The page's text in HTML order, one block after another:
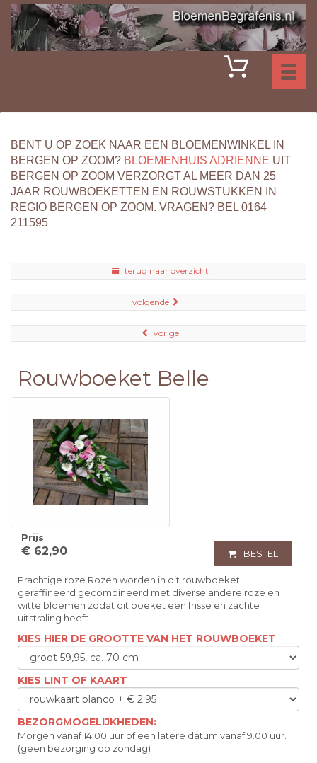
BENT U OP ZOEK NAAR EEN BLOEMENWINKEL IN
BERGEN OP ZOOM? BLOEMENHUIS ADRIENNE UIT
BERGEN OP ZOOM VERZORGT AL MEER DAN 25
JAAR ROUWBOEKETTEN EN ROUWSTUKKEN IN
REGIO BERGEN OP ZOOM. VRAGEN? BEL 0164
211595
terug naar overzicht
volgende
vorige
Rouwboeket Belle
Prijs
€ 62,90 BESTEL
Prachtige roze Rozen worden in dit rouwboeket
geraffineerd gecombineerd met diverse andere roze en
witte bloemen zodat dit boeket een frisse en zachte
uitstraling heeft.
KIES HIER DE GROOTTE VAN HET ROUWBOEKET
KIES LINT OF KAART
BEZORGMOGELIJKHEDEN:
Morgen vanaf 14.00 uur of een latere datum vanaf 9.00 uur.
(geen bezorging op zondag)